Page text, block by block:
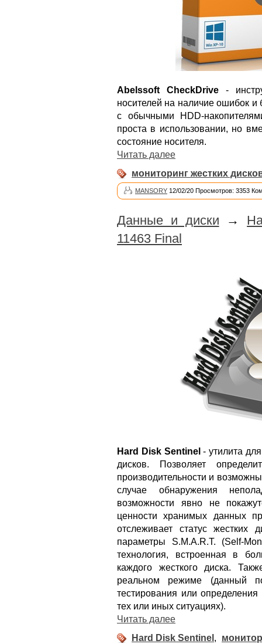
Abelssoft CheckDrive-
носителей на наличие ошибок и
с обычными HDD-
проста в использовании, но
состояние носителя.
Читать далее
мониторинг жестких
MANSORY 12/02/20 Просмотров: 3353
Данные и диски →
11463 Final
Hard Disk Sentinel - утилита
дисков. Позволяет
производительности и
случае обнаружения
возможности явно не
ценности хранимых данных
отслеживает статус жестких
параметры S.M.A.R.T. (Self-
технология, встроенная в
каждого жесткого диска.
реальном режиме (данный
тестирования или
тех или иных ситуациях).
Читать далее
Hard Disk Sentinel ,